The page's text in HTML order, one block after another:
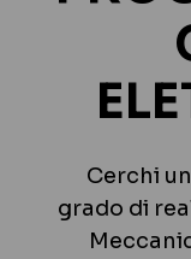
Cerchi
grado di